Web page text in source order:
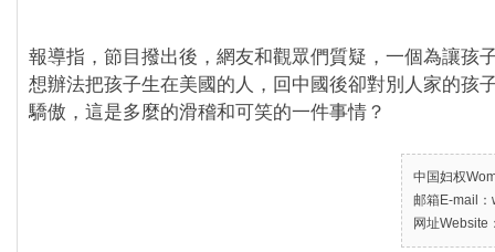
報導指，節目撥出後，網友和觀眾們質疑，一個為讓孩
想辦法把孩子生在美國的人，回中國後卻對別人家的孩
驕傲，這是多麼的滑稽和可笑的一件事情？
中国妇权
邮箱E-mail
网址Website